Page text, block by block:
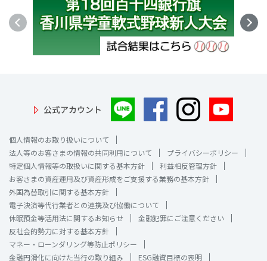
公式アカウント
個人情報のお取り扱いについて
法人等のお客さまの情報の共同利用について
プライバシーポリシー
特定個人情報等の取扱いに関する基本方針
利益相反管理方針
お客さまの資産運用及び資産形成をご支援する業務の基本方針
外国為替取引に関する基本方針
電子決済等代行業者との連携及び協働について
休眠預金等活用法に関するお知らせ
金融犯罪にご注意ください
反社会的勢力に対する基本方針
マネー・ローンダリング等防止ポリシー
金融円滑化に向けた当行の取り組み
ESG融資目標の表明